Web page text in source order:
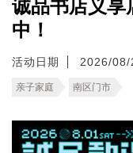
诚品书店义享
中！
活动日期 2026/
亲子家庭 南区门市